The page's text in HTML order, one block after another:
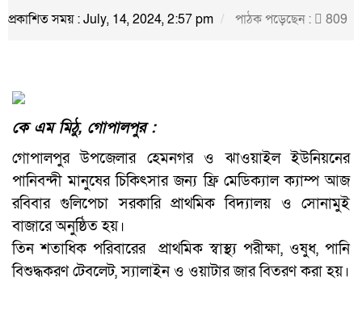
প্রকাশিত সময় : July, 14, 2024, 2:57 pm পাঠক পড়েছেন : 809
কে এম মিঠু, গোপালপুর :
গোপালপুর উপজেলার হেমনগর ও ঝাওয়াইল ইউনিয়নের
পানিবন্দী মানুষের চিকিৎসার জন্য ফ্রি মেডিক্যাল ক্যাম্প আজ
রবিবার গুলিপেচা সরকারি প্রাথমিক বিদ্যালয় ও সোনামুই
বাজারে অনুষ্ঠিত হয়।
তিন শতাধিক পরিবারের প্রাথমিক স্বাস্থ্য পরীক্ষা, ওষুধ, পানি
বিশুদ্ধকরণ টেবলেট, স্যালাইন ও ওয়াটার জার বিতরণ করা হয়।